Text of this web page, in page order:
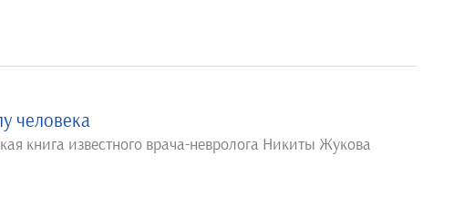
человека
книга известного врача-невролога Никиты Жукова